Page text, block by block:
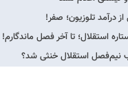
درآمد تلوزیون؛ صفر!
استقلال؛ تا آخر فصل ماندگارم!
استقلال خنثی شد؟